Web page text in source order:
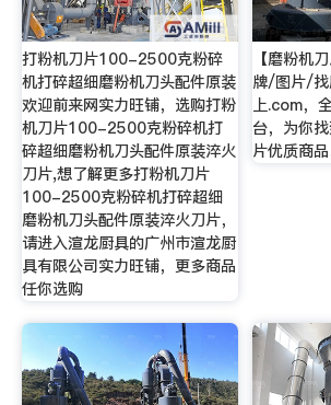
打粉机刀片100-2500克粉碎
机打碎超细磨粉机刀头配件原装
欢迎前来网实力旺铺，选购打粉
机刀片100-2500克粉碎机打
碎超细磨粉机刀头配件原装淬火
刀片,想了解更多打粉机刀片
100-2500克粉碎机打碎超细
磨粉机刀头配件原装淬火刀片，
请进入渲龙厨具的广州市渲龙厨
具有限公司实力旺铺，更多商品
任你选购
【磨粉机
牌/图片/找
上.com，
台，为你
片优质商品